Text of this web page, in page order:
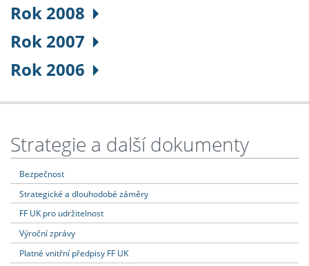
Rok 2008
Rok 2007
Rok 2006
Strategie a další dokumenty
Bezpečnost
Strategické a dlouhodobé záměry
FF UK pro udržitelnost
Výroční zprávy
Platné vnitřní předpisy FF UK